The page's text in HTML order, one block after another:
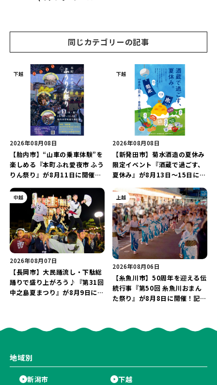
同じカテゴリーの記事
下越
2026年08月08日
【胎内市】“山車の乗車体験”を
楽しめる『本町ふれ愛夜市 ふう
りん祭り』が8月11日に開催！
日の露店」が大集結♪
下越
2026年08月08日
【新発田市】菊水酒造の夏休み
限定イベント『酒蔵で過ごす、
夏休み』が8月13日～15日に開
り体験」を満喫しよう♪
中越
2026年08月07日
【長岡市】大民踊流し・下駄総
踊りで盛り上がろう♪『第31回
中之島夏まつり』が8月9日に開
上越
2026年08月06日
【糸魚川市】50周年を迎える伝
統行事『第50回 糸魚川おまん
た祭り』が8月8日に開催！記念
地域別
新潟市
下越